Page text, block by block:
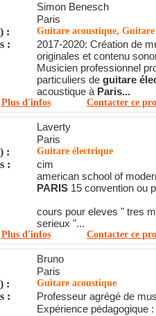
Simon Benesch
Paris
:
Guitare acoustique,
:
2017-2020: Création de
originales et contenu
Musicien professionnel
particuliers de guitare
acoustique à Paris...
Plus d'infos Contacter ce
Laverty
Paris
:
Guitare électrique
:
cim
american school of
PARIS 15 convention ou
cours pour eleves " tres
serieux "...
Plus d'infos Contacter ce
Bruno
Paris
:
Guitare acoustique
:
Professeur agrégé de
Expérience pédagogique